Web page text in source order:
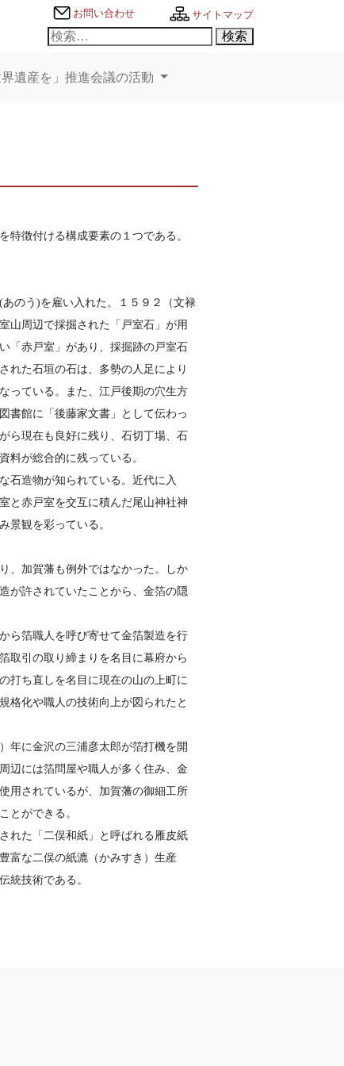
お問い合わせ サイトマップ
検
索:
界遺産を」推進会議の活動
徴付ける構成要素の１つである。
のう)を雇い入れた。１５９２（文禄
山周辺で採掘された「戸室石」が用
「赤戸室」があり、採掘跡の戸室石
れた石垣の石は、多勢の人足により
っている。また、江戸後期の穴生方
書館に「後藤家文書」として伝わっ
ら現在も良好に残り、石切丁場、石
料が総合的に残っている。
石造物が知られている。近代に入
と赤戸室を交互に積んだ尾山神社神
景観を彩っている。
、加賀藩も例外ではなかった。しか
が許されていたことから、金箔の隠
ら箔職人を呼び寄せて金箔製造を行
取引の取り締まりを名目に幕府から
打ち直しを名目に現在の山の上町に
格化や職人の技術向上が図られたと
年に金沢の三浦彦太郎が箔打機を開
辺には箔問屋や職人が多く住み、金
用されているが、加賀藩の御細工所
とができる。
れた「二俣和紙」と呼ばれる雁皮紙
富な二俣の紙漉（かみすき）生産
統技術である。